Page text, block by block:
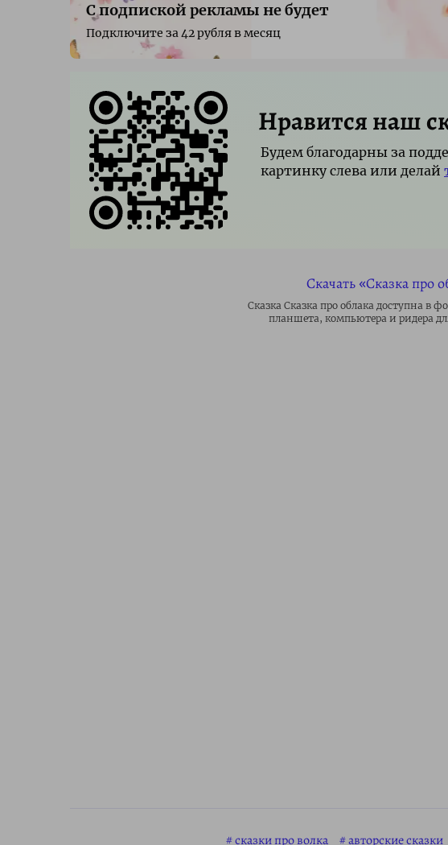
С подпиской рекламы не будет
Подключите за 42 рубля в месяц
Нравится наш
Будем благодарны за
картинку слева или делай
Скачать «Сказка про
Сказка Сказка про облака доступна в
планшета, компьютера и ридера
сказки про волка авторские сказки